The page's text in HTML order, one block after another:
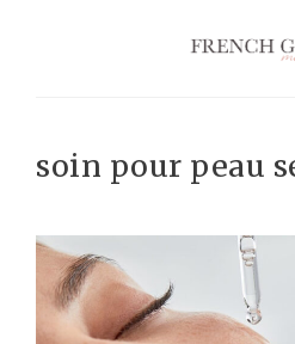
soin pour peau